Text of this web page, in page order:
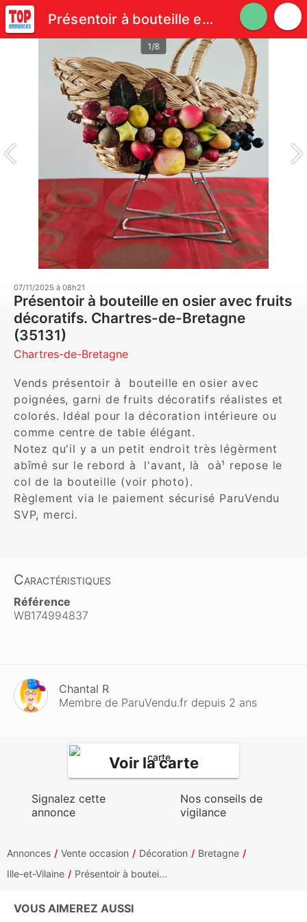
Présentoir à bouteille en osier avec fruits décoratifs.
1/8
07/11/2025 à 08h21
Présentoir à bouteille en osier avec fruits
décoratifs. Chartres-de-Bretagne
(35131)
Chartres-de-Bretagne
Vends présentoir à  bouteille en osier avec
poignées, garni de fruits décoratifs réalistes et
colorés. Idéal pour la décoration intérieure ou
comme centre de table élégant.
Notez qu'il y a un petit endroit très légèrment
abîmé sur le rebord à  l'avant, là  oà¹ repose le
col de la bouteille (voir photo).
Règlement via le paiement sécurisé ParuVendu
SVP, merci.
Caractéristiques
Référence
WB174994837
Chantal R
Membre de ParuVendu.fr depuis 2 ans
Voir la carte
Signalez cette
annonce
Nos conseils de
vigilance
Annonces Vente occasion Décoration
Bretagne
Ille-et-Vilaine
Présentoir à boutei...
VOUS AIMEREZ AUSSI